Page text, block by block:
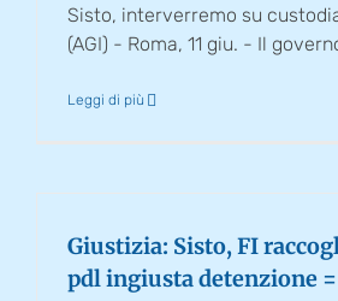
Sisto, interverremo su
(AGI) - Roma, 11 giu. - Il
Leggi di più
Giustizia: Sisto, FI
pdl ingiusta detenzione =